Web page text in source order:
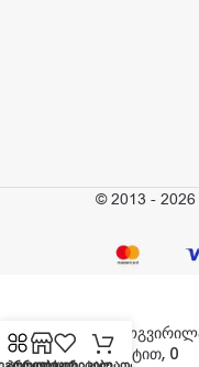
© 2013 -
ექსტრაქტით, 0